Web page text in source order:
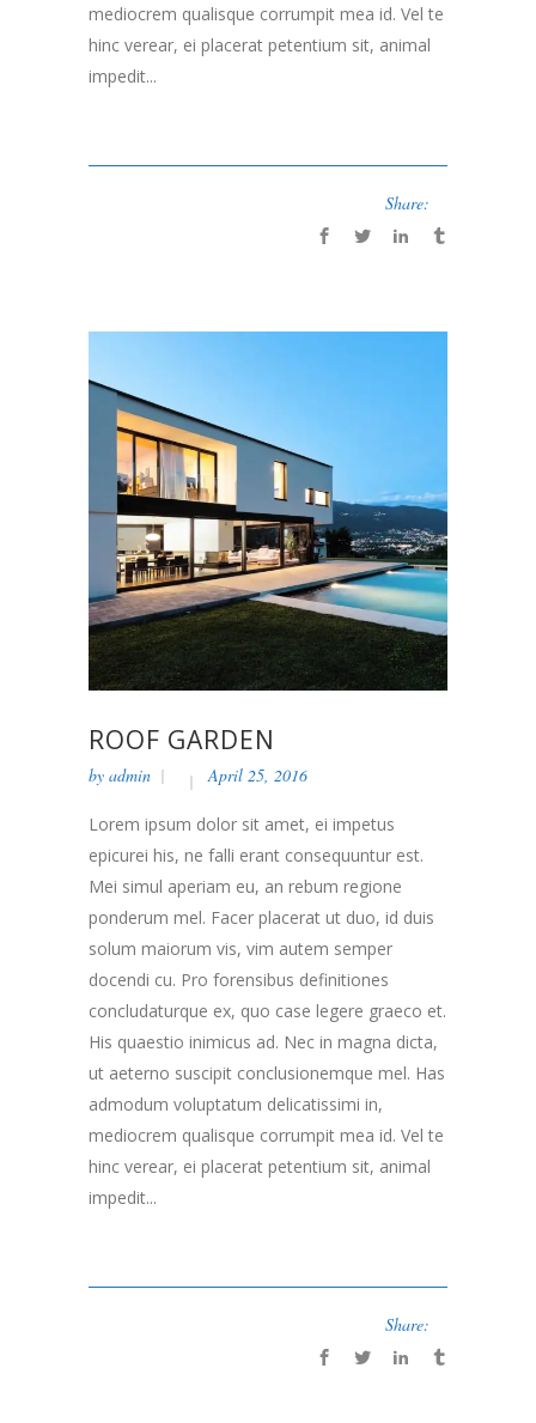
mediocrem qualisque corrumpit mea id. Vel te
hinc verear, ei placerat petentium sit, animal
impedit...
Share:
ROOF GARDEN
by admin April 25, 2016
Lorem ipsum dolor sit amet, ei impetus
epicurei his, ne falli erant consequuntur est.
Mei simul aperiam eu, an rebum regione
ponderum mel. Facer placerat ut duo, id duis
solum maiorum vis, vim autem semper
docendi cu. Pro forensibus definitiones
concludaturque ex, quo case legere graeco et.
His quaestio inimicus ad. Nec in magna dicta,
ut aeterno suscipit conclusionemque mel. Has
admodum voluptatum delicatissimi in,
mediocrem qualisque corrumpit mea id. Vel te
hinc verear, ei placerat petentium sit, animal
impedit...
Share: